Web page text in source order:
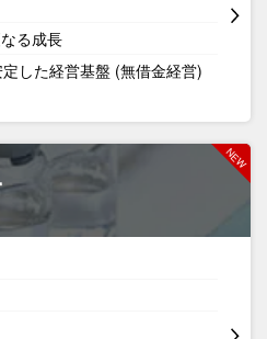
る成長
した経営基盤 (無借金経営)